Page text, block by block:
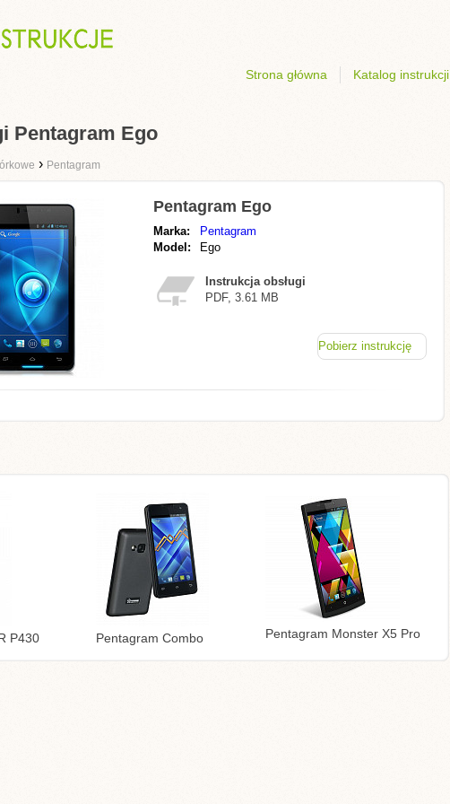
Strona główna Katalog instrukcji
Pentagram Ego
› Pentagram
Pentagram Ego
Marka:
Pentagram
Model:
Ego
Instrukcja obsługi
PDF, 3.61 MB
Pobierz instrukcję
P430 Pentagram Combo Pentagram Monster X5 Pro